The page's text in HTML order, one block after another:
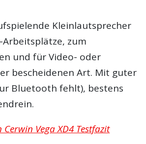
Kleinlautsprecher
zum
und für Video- oder
bescheidenen Art. Mit guter
Bluetooth fehlt), bestens
Vega XD4 Testfazit